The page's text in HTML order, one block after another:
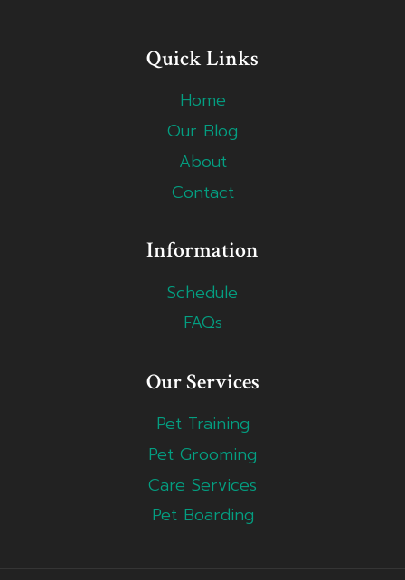
Quick Links
Home
Our Blog
About
Contact
Information
Schedule
FAQs
Our Services
Pet Training
Pet Grooming
Care Services
Pet Boarding